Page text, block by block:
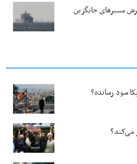
مسیرهای جایگزین
سود رسانده؟
می‌کند؟